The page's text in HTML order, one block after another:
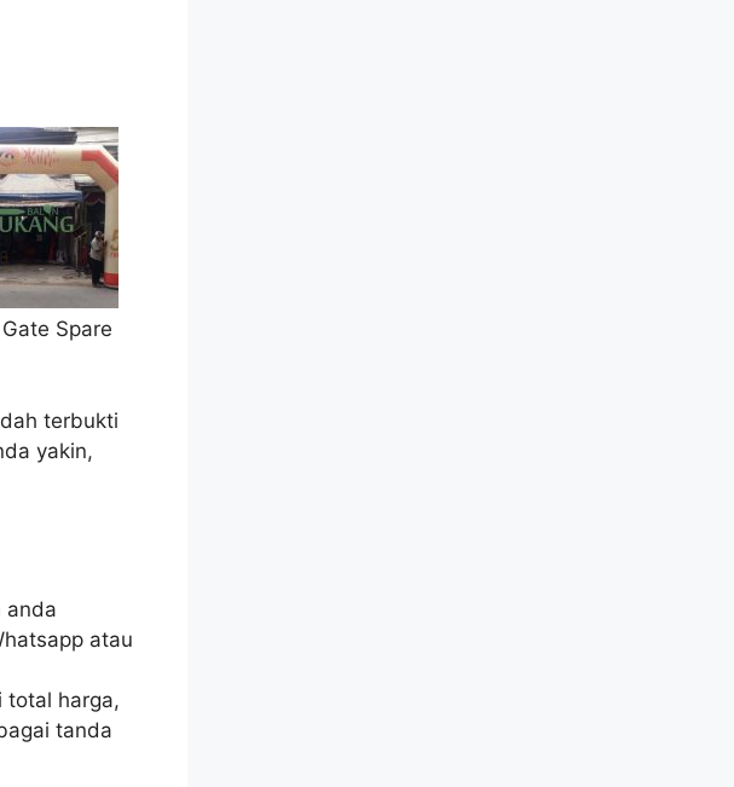
Spare
terbukti
yakin,
anda
atau
total harga,
tanda